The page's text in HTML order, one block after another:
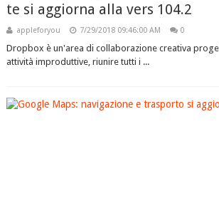
te si aggiorna alla vers 104.2
appleforyou 7/29/2018 09:46:00 AM 0
Dropbox è un'area di collaborazione creativa
attività improduttive, riunire tutti i ...